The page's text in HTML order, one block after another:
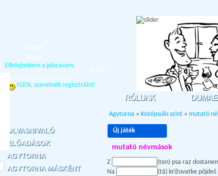
Elfelejtettem a jelszavam.
IGEN, szeretnék regisztrálni!
RÓLUNK
Agytorna » Középsulis szint » mutató
OLVASNIVALÓ
ELŐADÁSOK
AGYTORNA
AGYTORNA MÁSKÉNT
Új játék
mutató névmások
Z
(ten) psa raz
Na
(tá) križovatke